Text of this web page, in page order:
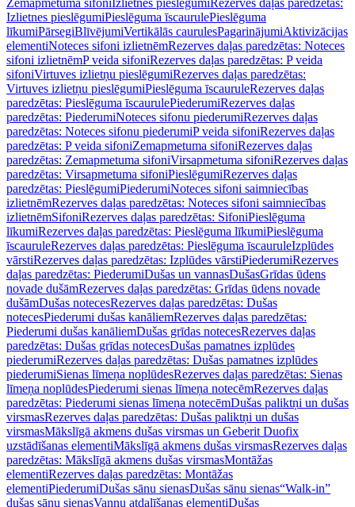
Zemapmetuma sifoniIzlietnes pieslēgumiRezerves daļas paredzētas:
Izlietnes pieslēgumiPieslēguma īscaurulePieslēguma
līkumiPārsegiBlīvējumiVertikālās caurulesPagarinājumiAktivizācijas
elementiNoteces sifoni izlietnēmRezerves daļas paredzētas: Noteces
sifoni izlietnēmP veida sifoniRezerves daļas paredzētas: P veida
sifoniVirtuves izlietņu pieslēgumiRezerves daļas paredzētas:
Virtuves izlietņu pieslēgumiPieslēguma īscauruleRezerves daļas
paredzētas: Pieslēguma īscaurulePiederumiRezerves daļas
paredzētas: PiederumiNoteces sifonu piederumiRezerves daļas
paredzētas: Noteces sifonu piederumiP veida sifoniRezerves daļas
paredzētas: P veida sifoniZemapmetuma sifoniRezerves daļas
paredzētas: Zemapmetuma sifoniVirsapmetuma sifoniRezerves daļas
paredzētas: Virsapmetuma sifoniPieslēgumiRezerves daļas
paredzētas: PieslēgumiPiederumiNoteces sifoni saimniecības
izlietnēmRezerves daļas paredzētas: Noteces sifoni saimniecības
izlietnēmSifoniRezerves daļas paredzētas: SifoniPieslēguma
līkumiRezerves daļas paredzētas: Pieslēguma līkumiPieslēguma
īscauruleRezerves daļas paredzētas: Pieslēguma īscauruleIzplūdes
vārstiRezerves daļas paredzētas: Izplūdes vārstiPiederumiRezerves
daļas paredzētas: PiederumiDušas un vannasDušasGrīdas ūdens
novade dušāmRezerves daļas paredzētas: Grīdas ūdens novade
dušāmDušas notecesRezerves daļas paredzētas: Dušas
notecesPiederumi dušas kanāliemRezerves daļas paredzētas:
Piederumi dušas kanāliemDušas grīdas notecesRezerves daļas
paredzētas: Dušas grīdas notecesDušas pamatnes izplūdes
piederumiRezerves daļas paredzētas: Dušas pamatnes izplūdes
piederumiSienas līmeņa noplūdesRezerves daļas paredzētas: Sienas
līmeņa noplūdesPiederumi sienas līmeņa notecēmRezerves daļas
paredzētas: Piederumi sienas līmeņa notecēmDušas paliktņi un dušas
virsmasRezerves daļas paredzētas: Dušas paliktņi un dušas
virsmasMākslīgā akmens dušas virsmas un Geberit Duofix
uzstādīšanas elementiMākslīgā akmens dušas virsmasRezerves daļas
paredzētas: Mākslīgā akmens dušas virsmasMontāžas
elementiRezerves daļas paredzētas: Montāžas
elementiPiederumiDušas sānu sienasDušas sānu sienas“Walk-in”
dušas sānu sienasVannu atdalīšanas elementiDušas